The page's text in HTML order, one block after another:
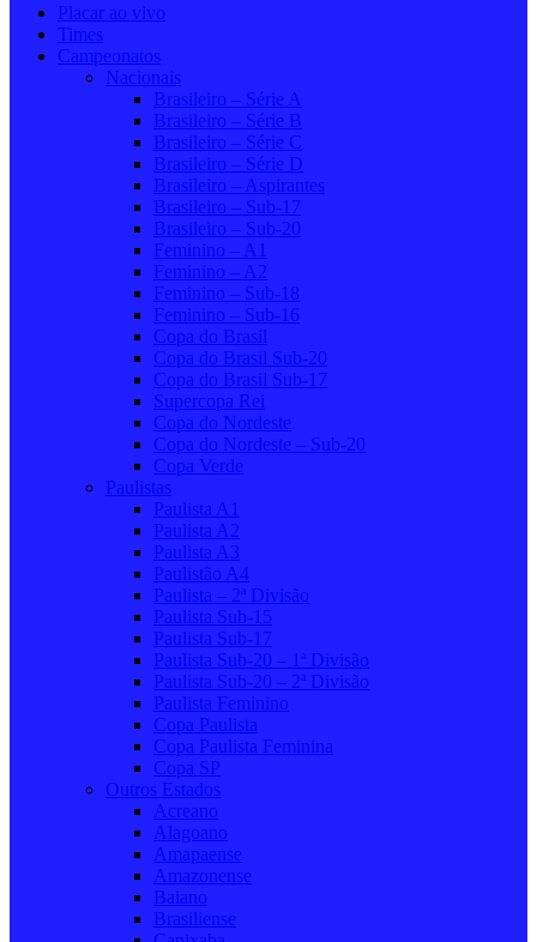
Placar ao vivo
Times
Campeonatos
Nacionais
Brasileiro – Série A
Brasileiro – Série B
Brasileiro – Série C
Brasileiro – Série D
Brasileiro – Aspirantes
Brasileiro – Sub-17
Brasileiro – Sub-20
Feminino – A1
Feminino – A2
Feminino – Sub-18
Feminino – Sub-16
Copa do Brasil
Copa do Brasil Sub-20
Copa do Brasil Sub-17
Supercopa Rei
Copa do Nordeste
Copa do Nordeste – Sub-20
Copa Verde
Paulistas
Paulista A1
Paulista A2
Paulista A3
Paulistão A4
Paulista – 2ª Divisão
Paulista Sub-15
Paulista Sub-17
Paulista Sub-20 – 1ª Divisão
Paulista Sub-20 – 2ª Divisão
Paulista Feminino
Copa Paulista
Copa Paulista Feminina
Copa SP
Outros Estados
Acreano
Alagoano
Amapaense
Amazonense
Baiano
Brasiliense